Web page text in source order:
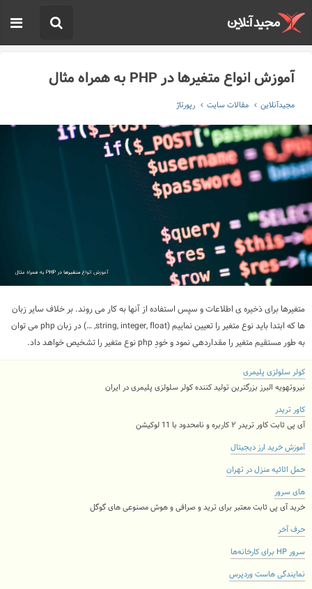
آموزش انواع متغیرها در PHP به همراه مثال
مجیدآنلاین مقالات سایت رپورتاژ
متغیرها برای ذخیره ی اطلاعات و سپس استفاده از آنها به کار می روند. بر خلاف سایر زبان
ها که ابتدا باید نوع متغیر را تعیین نماییم (string, integer, float, …) در زبان php می توان
به طور مستقیم متغیر را مقداردهی نمود و خودِ php نوع متغیر را تشخیص خواهد داد.
کولر سلولزی پلیمری
نیروتهویه البرز بزرگترین تولید کننده کولر سلولزی پلیمری در ایران
کاور تریدر
آی پی ثابت کاور تریدر ۲ کاربره و نامحدود با 11 لوکیشن
آموزش خرید ارز دیجیتال
حمل اثاثیه منزل در تهران
های سرور
خرید آی پی ثابت معتبر برای ترید و صرافی و هوش مصنوعی های گوگل
حرف آخر
سرور HP برای کارخانه‌ها
نمایندگی هاست وردپرس